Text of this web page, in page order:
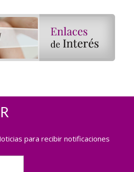
para recibir notificaciones